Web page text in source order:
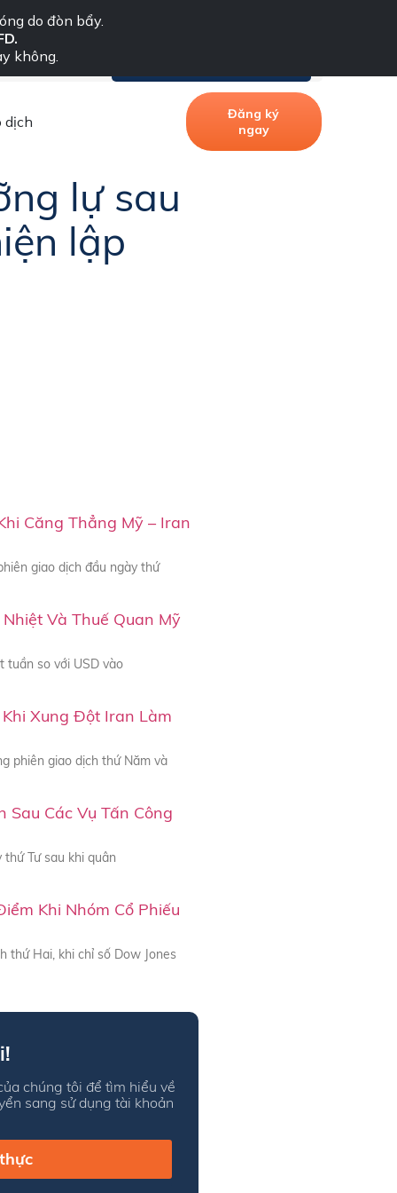
do đòn bẩy.
không.
Ngôn ngữ
dịch
Đăng ký
ngay
Trung ương Nhật Bản thể hiện
lự sau
lập
Căng Thẳng Mỹ – Iran
giao dịch đầu ngày thứ
Và Thuế Quan Mỹ
tuần so với USD vào
Xung Đột Iran Làm
phiên giao dịch thứ Năm và
Sau Các Vụ Tấn Công
Tư sau khi quân
Khi Nhóm Cổ Phiếu
thứ Hai, khi chỉ số Dow Jones
chúng tôi để tìm hiểu về
sang sử dụng tài khoản